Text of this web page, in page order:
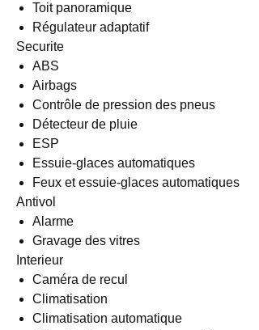
Toit panoramique
Régulateur adaptatif
Securite
ABS
Airbags
Contrôle de pression des pneus
Détecteur de pluie
ESP
Essuie-glaces automatiques
Feux et essuie-glaces automatiques
Antivol
Alarme
Gravage des vitres
Interieur
Caméra de recul
Climatisation
Climatisation automatique